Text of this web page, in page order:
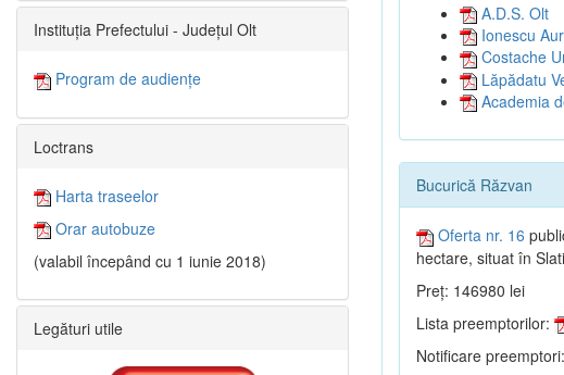
A.D.S. Olt
Ionescu
Costache
Lăpădatu
Academia
Bucurică Răzvan
Oferta nr. 16
hectare, situat în
Preț: 146980 lei
Lista preemptorilor:
Notificare preemptori:
Instituția Prefectului - Județul Olt
Program de audiențe
Loctrans
Harta traseelor
Orar autobuze
(valabil începând cu 1 iunie 2018)
Legături utile